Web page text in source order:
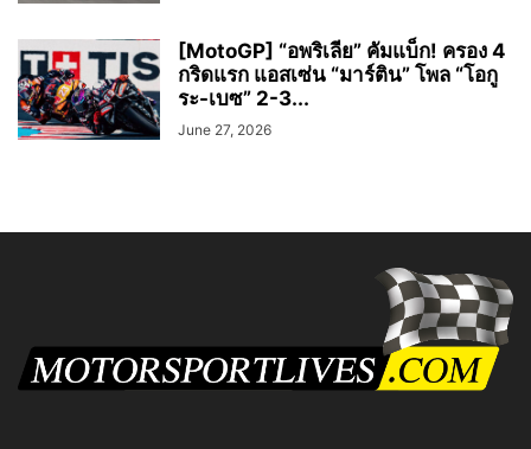
[MotoGP] “อพริเลีย” คัมแบ็ก! ครอง 4
กริดแรก แอสเซ่น “มาร์ติน” โพล “โอกู
ระ-เบซ” 2-3...
June 27, 2026